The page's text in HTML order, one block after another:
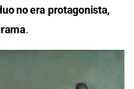
no era protagonista,
.